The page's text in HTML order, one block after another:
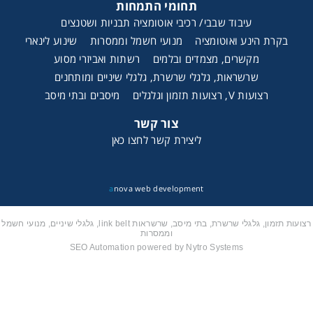
תחומי התמחות
עיבוד שבבי/ רכיבי אוטומציה תבניות ושטנצים
בקרת הינע ואוטומציה
מנועי חשמל וממסרות
שינוע לינארי
מקשרים, מצמדים ובלמים
רשתות ואביזרי מסוע
שרשראות, גלגלי שרשרת, גלגלי שיניים ומותחנים
רצועות V, רצועות תזמון וגלגלים
מיסבים ובתי מיסב
צור קשר
ליצירת קשר לחצו כאן
a nova web development
שרשראות ישרות HS820
רצועות וי, רצועות תזמון וגלגלים
שינוע ליניארי
עיבוד שבבי/רכיבי אוטומציה, תבניות ושטנצים
רצועות תזמון, גלגלי שרשרת, בתי מיסב, שרשראות link belt, גלגלי שיניים, מנועי חשמל
וממסרות
SEO Automation powered by Nytro Systems